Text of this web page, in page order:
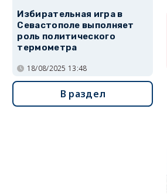
Избирательная игра в
Севастополе выполняет
роль политического
термометра
18/08/2025 13:48
В раздел